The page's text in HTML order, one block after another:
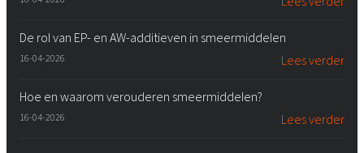
De rol van EP- en AW-additieven in smeermiddelen
16-04-2026 Lees verder
Hoe en waarom verouderen smeermiddelen?
16-04-2026 Lees verder